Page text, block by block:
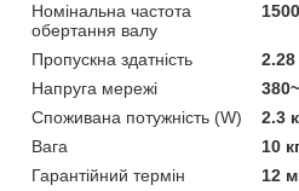
Номінальна частота
обертання валу
Пропускна здатність
Напруга мережі
Споживана потужність (W)
2.3
Вага
10
Гарантійний термін
12